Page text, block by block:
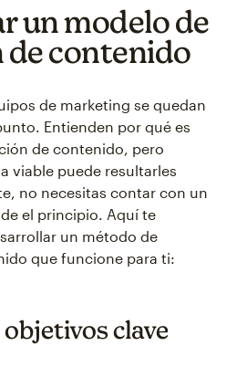
un modelo de
de contenido
de marketing se quedan
Entienden por qué es
de contenido, pero
viable puede resultarles
no necesitas contar con un
el principio. Aquí te
un método de
que funcione para ti:
clave